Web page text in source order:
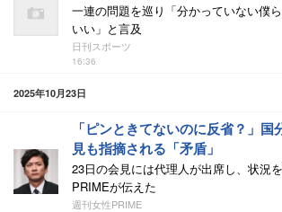
一連の問題を巡り「分かっていない僕
いい」と言及
日刊スポーツ
16:36
2025年10月23日
「ピンときてないのに反省？」
見も指摘される「矛盾」
23日の会見には代理人が出席し、状況
PRIMEが伝えた
週刊女性PRIME